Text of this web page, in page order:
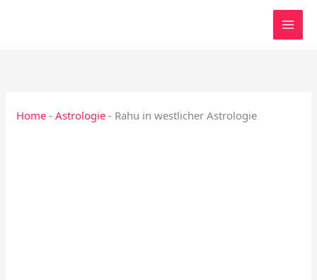
Home -Astrologie - Rahu in westlicher Astrologie